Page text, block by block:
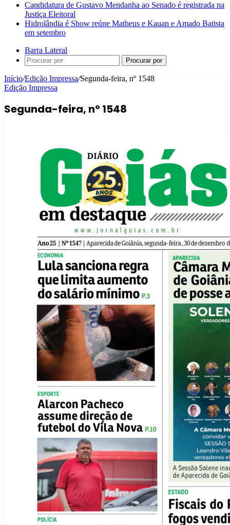
Candidatura de Gustavo Mendanha ao Senado é registrada na
Justiça Eleitoral
Hidrolândia é Show reúne Matheus e Kauan e Amado Batista
em setembro
Barra Lateral
Procurar por
Início/Edição Impressa/Segunda-feira, nº 1548
Edição Impressa
Segunda-feira, nº 1548